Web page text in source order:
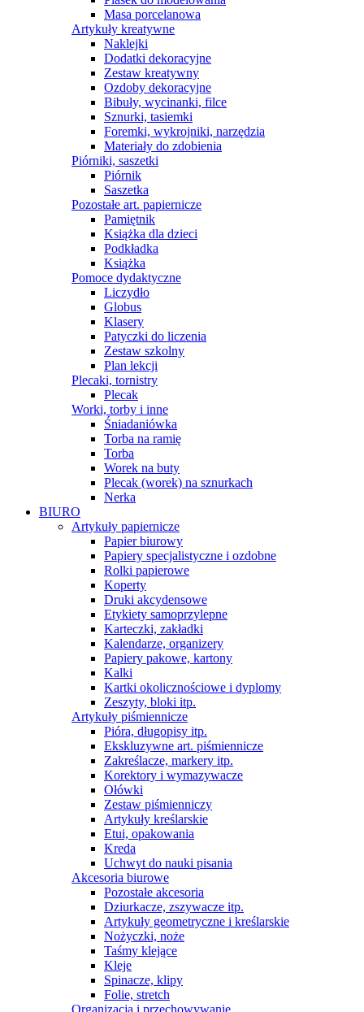
Masa porcelanowa
Artykuły kreatywne
Naklejki
Dodatki dekoracyjne
Zestaw kreatywny
Ozdoby dekoracyjne
Bibuły, wycinanki, filce
Sznurki, tasiemki
Foremki, wykrojniki, narzędzia
Materiały do zdobienia
Piórniki, saszetki
Piórnik
Saszetka
Pozostałe art. papiernicze
Pamiętnik
Książka dla dzieci
Podkładka
Książka
Pomoce dydaktyczne
Liczydło
Globus
Klasery
Patyczki do liczenia
Zestaw szkolny
Plan lekcji
Plecaki, tornistry
Plecak
Worki, torby i inne
Śniadaniówka
Torba na ramię
Torba
Worek na buty
Plecak (worek) na sznurkach
Nerka
BIURO
Artykuły papiernicze
Papier biurowy
Papiery specjalistyczne i ozdobne
Rolki papierowe
Koperty
Druki akcydensowe
Etykiety samoprzylepne
Karteczki, zakładki
Kalendarze, organizery
Papiery pakowe, kartony
Kalki
Kartki okolicznościowe i dyplomy
Zeszyty, bloki itp.
Artykuły piśmiennicze
Pióra, długopisy itp.
Ekskluzywne art. piśmiennicze
Zakreślacze, markery itp.
Korektory i wymazywacze
Ołówki
Zestaw piśmienniczy
Artykuły kreślarskie
Etui, opakowania
Kreda
Uchwyt do nauki pisania
Akcesoria biurowe
Pozostałe akcesoria
Dziurkacze, zszywacze itp.
Artykuły geometryczne i kreślarskie
Nożyczki, noże
Taśmy klejące
Kleje
Spinacze, klipy
Folie, stretch